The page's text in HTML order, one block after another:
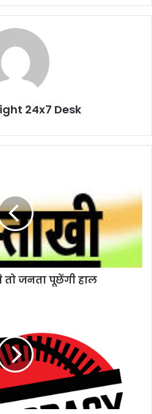
24x7 Desk
तो जनता पूछेंगी हाल